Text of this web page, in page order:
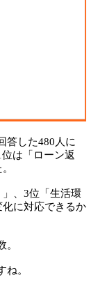
答した480人に
は「ローン返
、3位「生活環
に対応できるか
。